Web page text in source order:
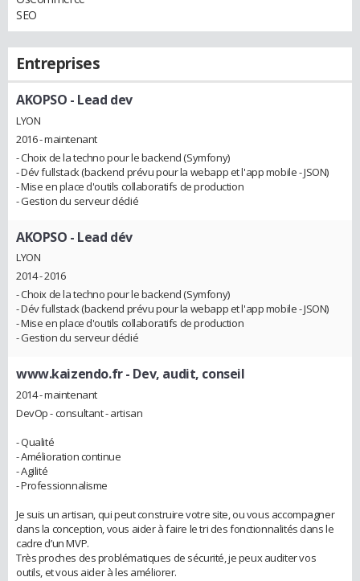
SEO
Entreprises
AKOPSO - Lead dev
LYON
2016 - maintenant
- Choix de la techno pour le backend (Symfony)
- Dév fullstack (backend prévu pour la webapp et l'app mobile - JSON)
- Mise en place d'outils collaboratifs de production
- Gestion du serveur dédié
AKOPSO - Lead dév
LYON
2014 - 2016
- Choix de la techno pour le backend (Symfony)
- Dév fullstack (backend prévu pour la webapp et l'app mobile - JSON)
- Mise en place d'outils collaboratifs de production
- Gestion du serveur dédié
www.kaizendo.fr- Dev, audit, conseil
2014 - maintenant
DevOp - consultant - artisan
- Qualité
- Amélioration continue
- Agilité
- Professionnalisme
Je suis un artisan, qui peut construire votre site, ou vous accompagner
dans la conception, vous aider à faire le tri des fonctionnalités dans le
cadre d’un MVP.
Très proches des problématiques de sécurité, je peux auditer vos
outils, et vous aider à les améliorer.